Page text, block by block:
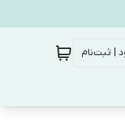
| ثبت‌نام